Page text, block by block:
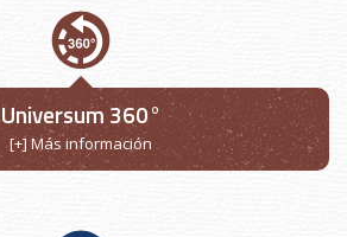
Universum 360°
[+] Más información